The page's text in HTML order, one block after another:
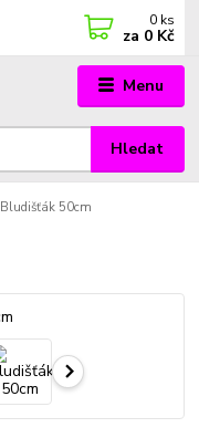
Menu
Hledat
0 ks
za 0 Kč
Bludišťák 50cm